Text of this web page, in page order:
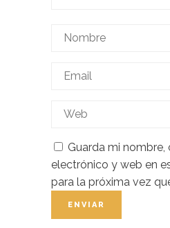
Guarda mi nombre,
electrónico y web en
para la próxima vez